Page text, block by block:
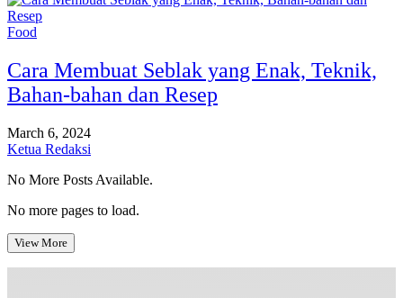
Food
Cara Membuat Seblak yang Enak, Teknik,
Bahan-bahan dan Resep
March 6, 2024
Ketua Redaksi
No More Posts Available.
No more pages to load.
View More